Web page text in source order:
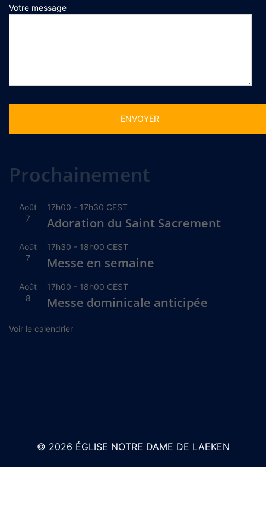
Votre message
Prochainement
Août
7
17h00 - 17h30 CEST
Adoration du Saint Sacrement
Août
7
17h30 - 18h00 CEST
Messe en semaine
Août
8
17h00 - 18h00 CEST
Messe dominicale anticipée
Voir le calendrier
© 2026 ÉGLISE NOTRE DAME DE LAEKEN